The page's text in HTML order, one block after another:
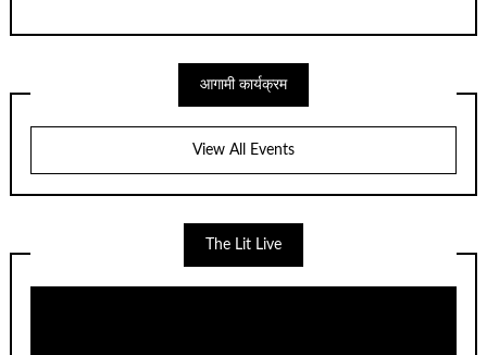
आगामी कार्यक्रम
View All Events
The Lit Live